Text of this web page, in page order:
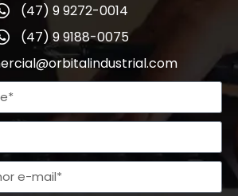
(47) 9 9272-0014
(47) 9 9188-0075